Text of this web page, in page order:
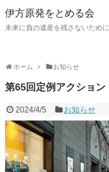
伊方原発をとめる会
未来に負の遺産を残さないために
ホーム お知らせ
第65回定例アクション
2024/4/5 お知らせ